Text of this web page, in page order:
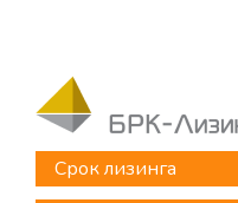
Срок лизинга